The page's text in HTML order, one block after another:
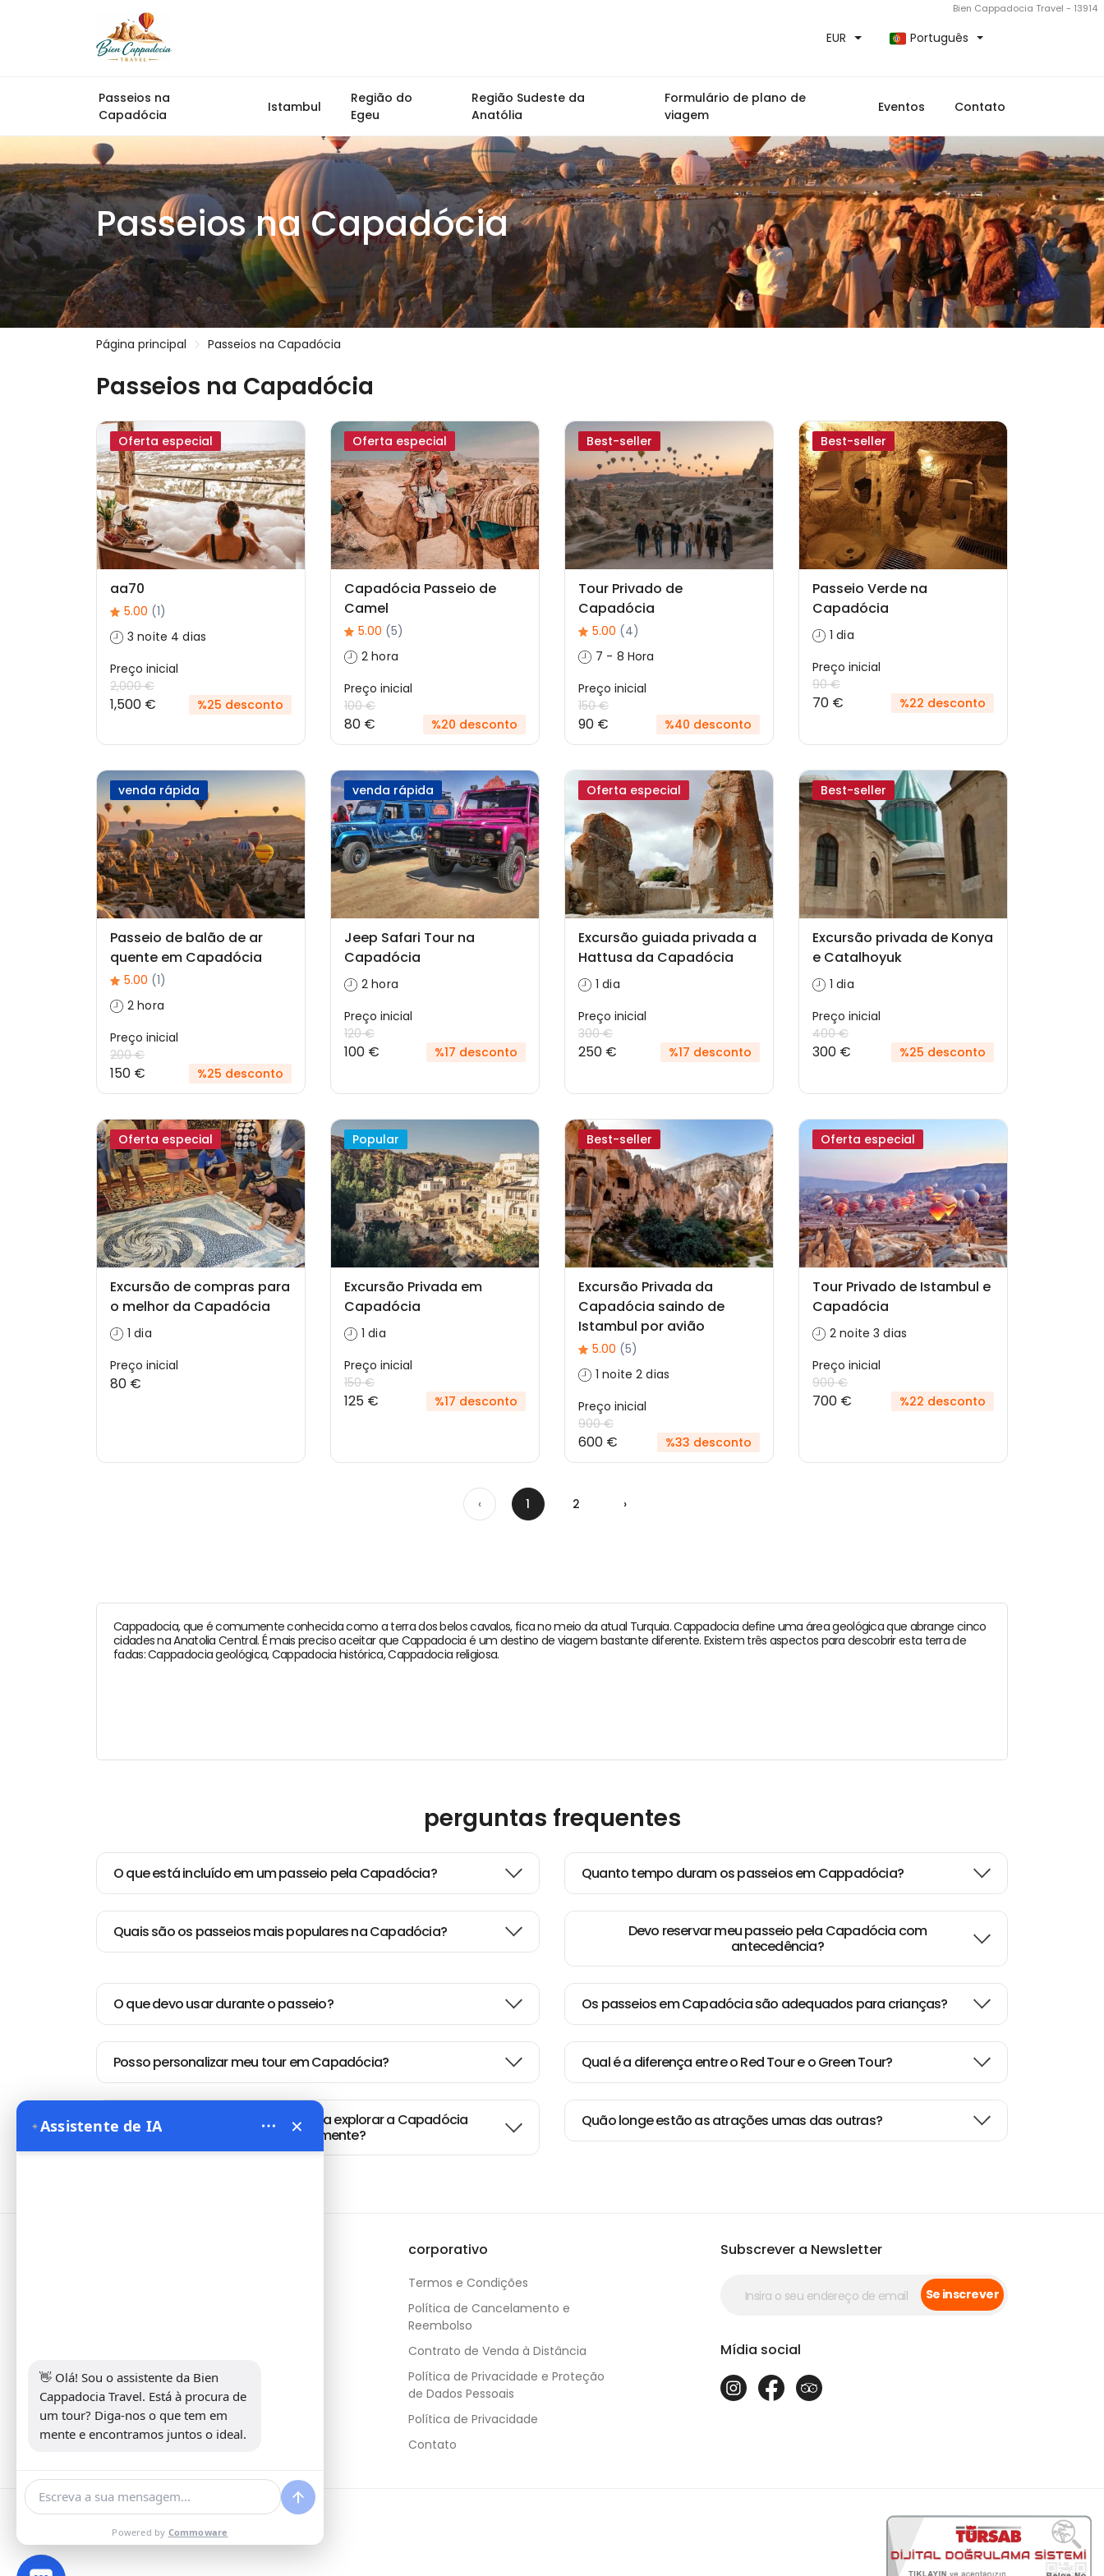
Bien Cappadocia Travel - 13914
EUR Português
Passeios na
Capadócia
Istambul
Região do
Egeu
Região Sudeste da
Anatólia
Formulário de plano de
viagem
Eventos Contato
Passeios na Capadócia
Página principal Passeios na Capadócia
Passeios na Capadócia
Oferta especial
aa70
5.00 (1)
3 noite 4 dias
Preço inicial
2,000 €
1,500 € %25 desconto
Oferta especial
Capadócia Passeio de
Camel
5.00 (5)
2 hora
Preço inicial
100 €
80 € %20 desconto
Best-seller
Tour Privado de
Capadócia
5.00 (4)
7 - 8 Hora
Preço inicial
150 €
90 € %40 desconto
Best-seller
Passeio Verde na
Capadócia
1 dia
Preço inicial
90 €
70 € %22 desconto
venda rápida
Passeio de balão de ar
quente em Capadócia
5.00 (1)
2 hora
Preço inicial
200 €
150 € %25 desconto
venda rápida
Jeep Safari Tour na
Capadócia
2 hora
Preço inicial
120 €
100 € %17 desconto
Oferta especial
Excursão guiada privada a
Hattusa da Capadócia
1 dia
Preço inicial
300 €
250 € %17 desconto
Best-seller
Excursão privada de Konya
e Catalhoyuk
1 dia
Preço inicial
400 €
300 € %25 desconto
Oferta especial
Excursão de compras para
o melhor da Capadócia
1 dia
Preço inicial
80 €
Popular
Excursão Privada em
Capadócia
1 dia
Preço inicial
150 €
125 € %17 desconto
Best-seller
Excursão Privada da
Capadócia saindo de
Istambul por avião
5.00 (5)
1 noite 2 dias
Preço inicial
900 €
600 € %33 desconto
Oferta especial
Tour Privado de Istambul e
Capadócia
2 noite 3 dias
Preço inicial
900 €
700 € %22 desconto
‹ 1 2 ›
Cappadocia, que é comumente conhecida como a terra dos belos cavalos, fica no meio da atual Turquia. Cappadocia define uma área geológica que abrange cinco
cidades na Anatolia Central. É mais preciso aceitar que Cappadocia é um destino de viagem bastante diferente. Existem três aspectos para descobrir esta terra de
fadas: Cappadocia geológica, Cappadocia histórica, Cappadocia religiosa.
perguntas frequentes
O que está incluído em um passeio pela Capadócia? Quanto tempo duram os passeios em Cappadócia?
Quais são os passeios mais populares na Capadócia?
Devo reservar meu passeio pela Capadócia com
antecedência?
O que devo usar durante o passeio? Os passeios em Capadócia são adequados para crianças?
Posso personalizar meu tour em Capadócia? Qual é a diferença entre o Red Tour e o Green Tour?
Quantos dias eu preciso para explorar a Capadócia
adequadamente?
Quão longe estão as atrações umas das outras?
corporativo
Termos e Condições
Política de Cancelamento e
Reembolso
Contrato de Venda à Distância
Política de Privacidade e Proteção
de Dados Pessoais
Política de Privacidade
Contato
Subscrever a Newsletter
Se inscrever
Mídia social
✦Assistente de IA ×
👋 Olá! Sou o assistente da Bien
Cappadocia Travel. Está à procura de
um tour? Diga-nos o que tem em
mente e encontramos juntos o ideal.
Powered by Commoware